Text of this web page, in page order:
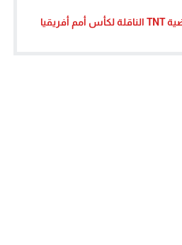
تردد قناة المغربية الرياضية TNT الناقلة لكأس أمم أفريقيا